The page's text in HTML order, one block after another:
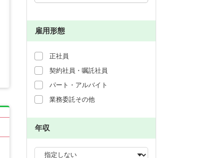
雇用形態
正社員
契約社員・嘱託社員
パート・アルバイト
業務委託その他
年収